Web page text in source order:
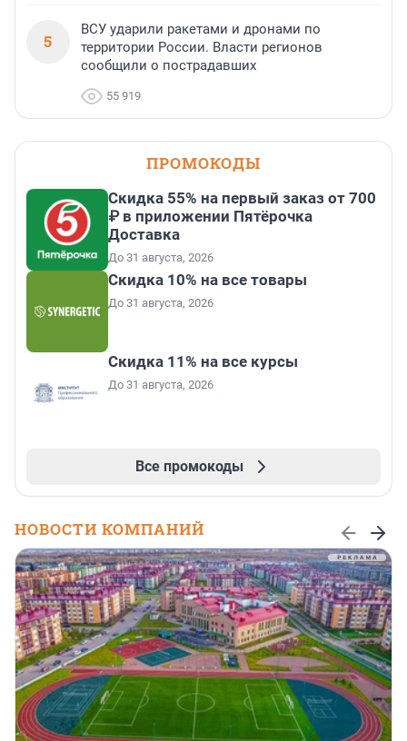
5
ВСУ ударили ракетами и дронами по
территории России. Власти регионов
сообщили о пострадавших
55 919
ПРОМОКОДЫ
Скидка 55% на первый заказ от 700
₽ в приложении Пятёрочка
Доставка
До 31 августа, 2026
Скидка 10% на все товары
До 31 августа, 2026
Скидка 11% на все курсы
До 31 августа, 2026
Все промокоды
НОВОСТИ КОМПАНИЙ